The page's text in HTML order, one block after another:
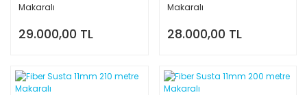
Makaralı
29.000,00 TL
Makaralı
28.000,00 TL